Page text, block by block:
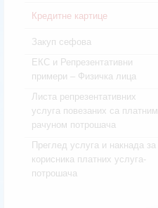
Кредитне картице
Закуп сефова
ЕКС и Репрезентативни
примери – Физичка лица
Листа репрезентативних
услуга повезаних са платним
рачуном потрошача
Преглед услуга и накнада за
корисника платних услуга-
потрошача